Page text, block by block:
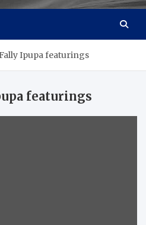
Ipupa featurings
featurings